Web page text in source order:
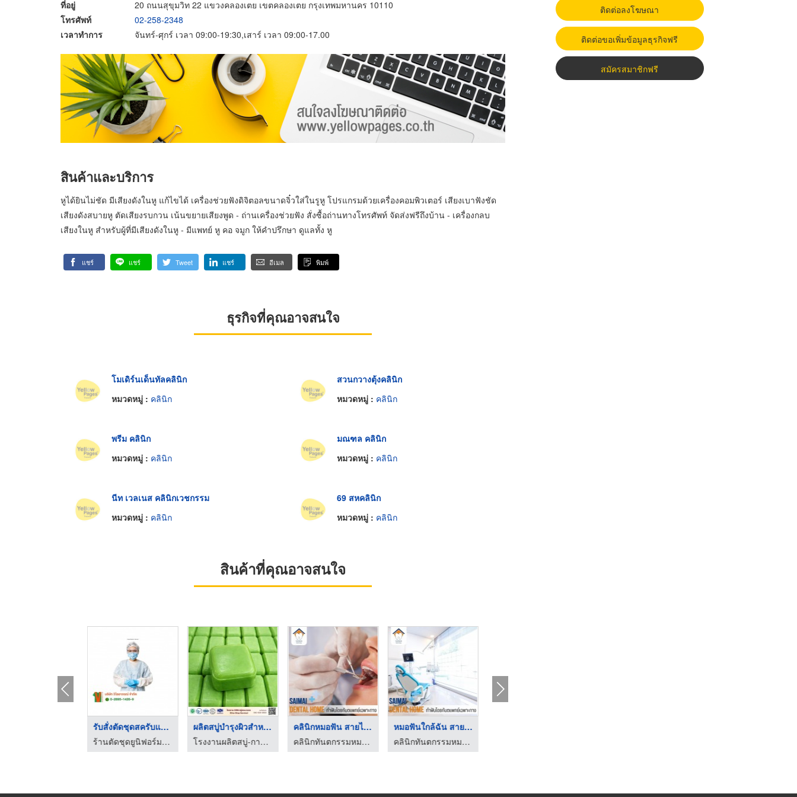
ที่อยู่
20 ถนนสุขุมวิท 22 แขวงคลองเตย เขตคลองเตย กรุงเทพมหานคร 10110
โทรศัพท์
02-258-2348
เวลาทำการ
จันทร์-ศุกร์ เวลา 09:00-19:30,เสาร์ เวลา 09:00-17.00
สินค้าและบริการ
หูได้ยินไม่ชัด มีเสียงดังในหู แก้ไขได้ เครื่องช่วยฟังดิจิตอลขนาดจิ๋วใส่ในรูหู โปรแกรมด้วยเครื่องคอมพิวเตอร์ เสียงเบาฟังชัด
เสียงดังสบายหู ตัดเสียงรบกวน เน้นขยายเสียงพูด - ถ่านเครื่องช่วยฟัง สั่งซื้อถ่านทางโทรศัพท์ จัดส่งฟรีถึงบ้าน - เครื่องกลบ
เสียงในหู สำหรับผู้ที่มีเสียงดังในหู - มีแพทย์ หู คอ จมูก ให้คำปรึกษา ดูแลทั้ง หู
แชร์ แชร์ Tweet แชร์ อีเมล พิมพ์
ธุรกิจที่คุณอาจสนใจ
โมเดิร์นเด็นทัลคลินิก
หมวดหมู่ : คลินิก
สวนกวางตุ้งคลินิก
หมวดหมู่ : คลินิก
พรีม คลินิก
หมวดหมู่ : คลินิก
มณฑล คลินิก
หมวดหมู่ : คลินิก
นีท เวลเนส คลินิกเวชกรรม
หมวดหมู่ : คลินิก
69 สหคลินิก
หมวดหมู่ : คลินิก
สินค้าที่คุณอาจสนใจ
รับสั่งตัดชุดสครับแพ ...
ร้านตัดชุดยูนิฟอร์ม โรงงานผลิตชุดยูนิฟอร์ม
ผลิตสบู่บำรุงผิวสำหร ...
โรงงานผลิตสบู่-การอง มาร์เก็ตติ้ง
คลินิกหมอฟัน สายไหม
คลินิกทันตกรรมหมอฟันสายไหมเดนทัลโฮม
หมอฟันใกล้ฉัน สายไหม
คลินิกทันตกรรมหมอฟันสายไหมเดนทัลโฮม
ติดต่อลงโฆษณา
ติดต่อขอเพิ่มข้อมูลธุรกิจฟรี
สมัครสมาชิกฟรี